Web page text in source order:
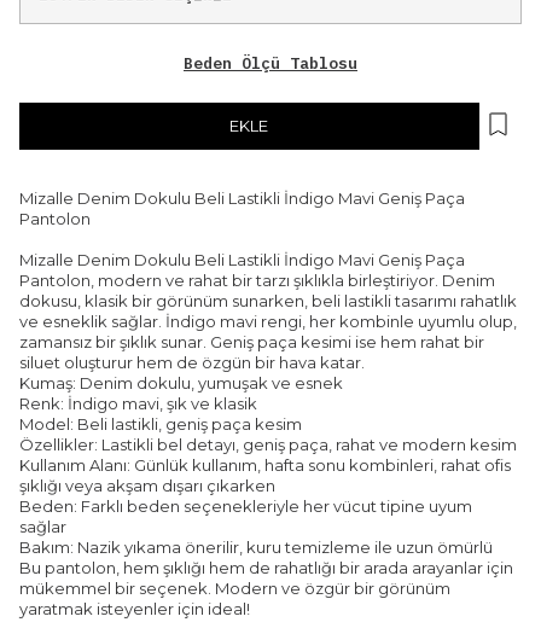
Beden Ölçü Tablosu
EKLE
Mizalle Denim Dokulu Beli Lastikli İndigo Mavi Geniş Paça
Pantolon
Mizalle Denim Dokulu Beli Lastikli İndigo Mavi Geniş Paça
Pantolon, modern ve rahat bir tarzı şıklıkla birleştiriyor. Denim
dokusu, klasik bir görünüm sunarken, beli lastikli tasarımı rahatlık
ve esneklik sağlar. İndigo mavi rengi, her kombinle uyumlu olup,
zamansız bir şıklık sunar. Geniş paça kesimi ise hem rahat bir
siluet oluşturur hem de özgün bir hava katar.
Kumaş: Denim dokulu, yumuşak ve esnek
Renk: İndigo mavi, şık ve klasik
Model: Beli lastikli, geniş paça kesim
Özellikler: Lastikli bel detayı, geniş paça, rahat ve modern kesim
Kullanım Alanı: Günlük kullanım, hafta sonu kombinleri, rahat ofis
şıklığı veya akşam dışarı çıkarken
Beden: Farklı beden seçenekleriyle her vücut tipine uyum
sağlar
Bakım: Nazik yıkama önerilir, kuru temizleme ile uzun ömürlü
Bu pantolon, hem şıklığı hem de rahatlığı bir arada arayanlar için
mükemmel bir seçenek. Modern ve özgür bir görünüm
yaratmak isteyenler için ideal!